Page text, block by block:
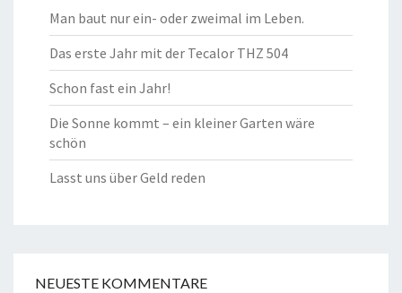
Man baut nur ein- oder zweimal im Leben.
Das erste Jahr mit der Tecalor THZ 504
Schon fast ein Jahr!
Die Sonne kommt – ein kleiner Garten wäre
schön
Lasst uns über Geld reden
NEUESTE KOMMENTARE